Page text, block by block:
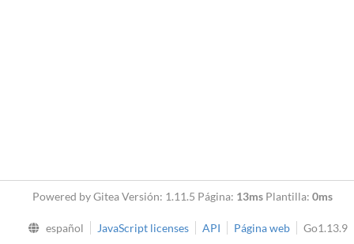
Powered by Gitea Versión: 1.11.5 Página: 13ms Plantilla: 0ms
español JavaScript licenses API Página web Go1.13.9